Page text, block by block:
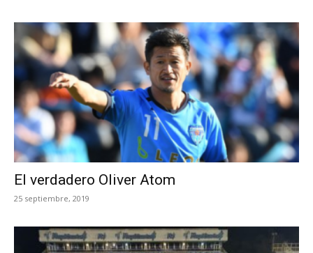
El verdadero Oliver Atom
25 septiembre, 2019